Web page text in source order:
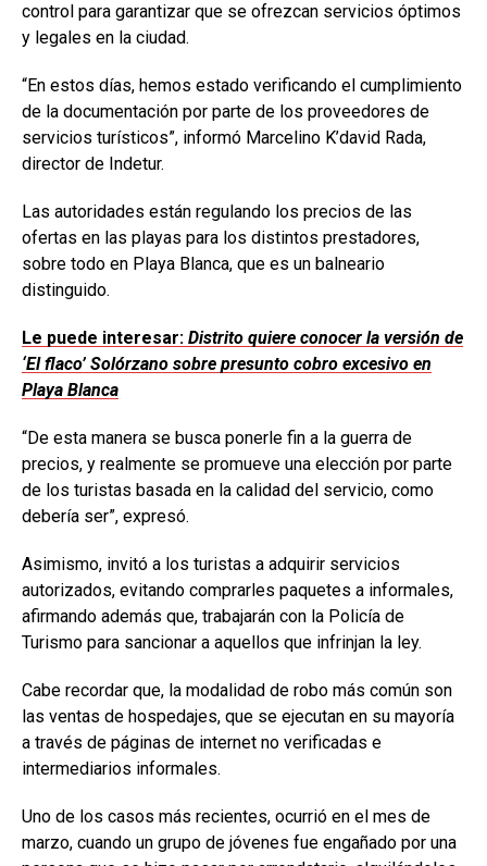
control para garantizar que se ofrezcan servicios óptimos
y legales en la ciudad.
“En estos días, hemos estado verificando el cumplimiento
de la documentación por parte de los proveedores de
servicios turísticos”, informó Marcelino K’david Rada,
director de Indetur.
Las autoridades están regulando los precios de las
ofertas en las playas para los distintos prestadores,
sobre todo en Playa Blanca, que es un balneario
distinguido.
Le puede interesar: Distrito quiere conocer la versión de
‘El flaco’ Solórzano sobre presunto cobro excesivo en
Playa Blanca
“De esta manera se busca ponerle fin a la guerra de
precios, y realmente se promueve una elección por parte
de los turistas basada en la calidad del servicio, como
debería ser”, expresó.
Asimismo, invitó a los turistas a adquirir servicios
autorizados, evitando comprarles paquetes a informales,
afirmando además que, trabajarán con la Policía de
Turismo para sancionar a aquellos que infrinjan la ley.
Cabe recordar que, la modalidad de robo más común son
las ventas de hospedajes, que se ejecutan en su mayoría
a través de páginas de internet no verificadas e
intermediarios informales.
Uno de los casos más recientes, ocurrió en el mes de
marzo, cuando un grupo de jóvenes fue engañado por una